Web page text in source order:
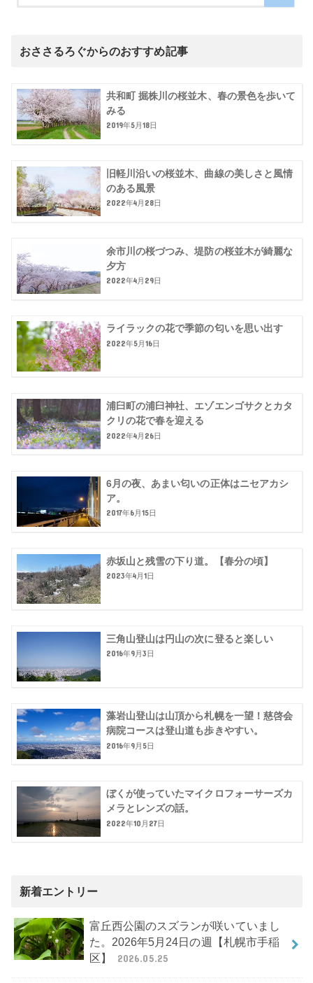
おささるろぐからのおすすめ記事
共和町 掘株川の桜並木、春の景色を歩いて
みる
2019年5月18日
旧軽川沿いの桜並木、曲線の美しさと風情
のある風景
2022年4月28日
余市川の桜づつみ、堤防の桜並木が綺麗な
夕方
2022年4月29日
ライラックの花で季節の匂いを思い出す
2022年5月16日
浦臼町の浦臼神社、エゾエンゴサクとカタ
クリの花で春を迎える
2022年4月26日
6月の夜、あまい匂いの正体はニセアカシ
ア。
2017年6月15日
赤坂山と残雪の下り道。【春分の頃】
2023年4月1日
三角山登山は円山の次に登ると楽しい
2016年9月3日
藻岩山登山は山頂から札幌を一望！慈啓会
病院コースは登山道も歩きやすい。
2016年9月5日
ぼくが使っていたマイクロフォーサーズカ
メラとレンズの話。
2022年10月27日
新着エントリー
富丘西公園のスズランが咲いていまし
た。2026年5月24日の週【札幌市手稲
区】
2026.05.25